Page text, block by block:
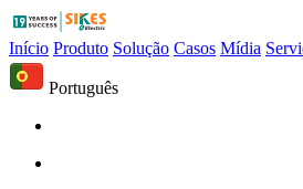
Início Produto Solução Casos Mídia
Português